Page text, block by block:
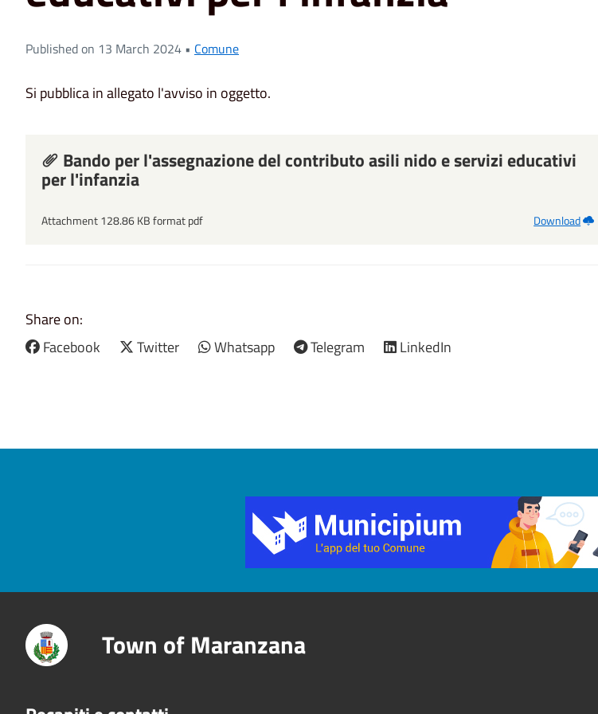
Published on 13 March 2024 • Comune
Si pubblica in allegato l'avviso in oggetto.
Bando per l'assegnazione del contributo asili nido e servizi educativi
per l'infanzia
Attachment 128.86 KB format pdf Download
Share on:
Facebook
Twitter Whatsapp Telegram LinkedIn
Town of Maranzana